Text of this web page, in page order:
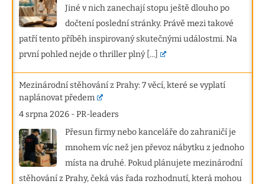
Jiné v nich zanechají stopu ještě dlouho po
dočtení poslední stránky. Právě mezi takové
patří tento příběh inspirovaný skutečnými událostmi. Na
první pohled nejde o thriller plný [...]
Mezinárodní stěhování z Prahy: 7 věcí, které se vyplatí
naplánovat předem
4 srpna 2026 -PR-leaders
Přesun firmy nebo kanceláře do zahraničí je
mnohem víc než jen převoz nábytku z jednoho
místa na druhé. Pokud plánujete mezinárodní
stěhování z Prahy, čeká vás řada rozhodnutí, která mohou